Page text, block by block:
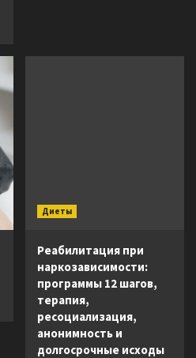
Диеты
Реабилитация при
наркозависимости:
программы 12 шагов,
терапия,
ресоциализация,
анонимность и
долгосрочные исходы